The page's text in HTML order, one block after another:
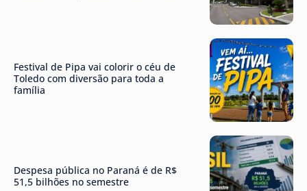
Festival de Pipa vai colorir o céu de
Toledo com diversão para toda a
família
Despesa pública no Paraná é de R$
51,5 bilhões no semestre